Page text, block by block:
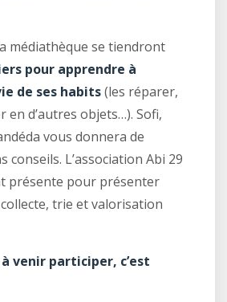
médiathèque se tiendront
pour apprendre à
de ses habits(les réparer,
en d’autres objets…). Sofi,
vous donnera de
conseils. L’association Abi 29
présente pour présenter
trie et valorisation
venir participer, c’est